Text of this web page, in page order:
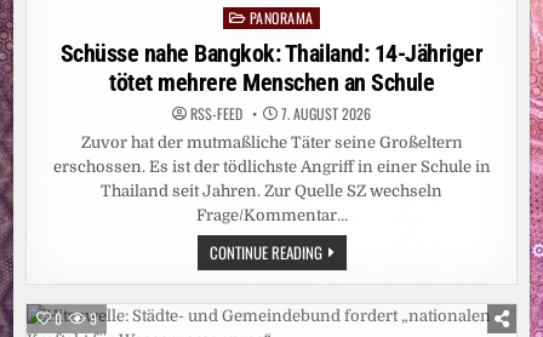
PostedPANORAMA
Schüsse nahe Bangkok: Thailand: 14-Jähriger
tötet mehrere Menschen an Schule
RSS-FEED 7. AUGUST 2026
Zuvor hat der mutmaßliche Täter seine Großeltern
erschossen. Es ist der tödlichste Angriff in einer Schule in
Thailand seit Jahren. Zur Quelle SZ wechseln
Frage/Kommentar…
CONTINUE READINGSCHÜSSE
NAHE
BANGKOK:
14-
JÄHRIGER
0 9